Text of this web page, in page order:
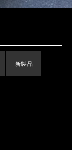
新製品